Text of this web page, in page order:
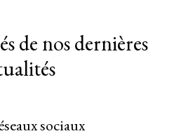
de nos dernières
sociaux